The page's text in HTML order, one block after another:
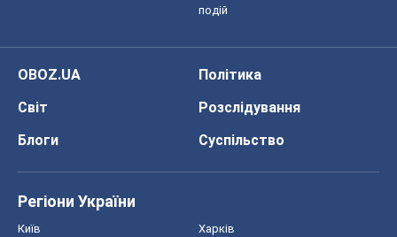
подій
OBOZ.UA
Політика
Світ
Розслідування
Блоги
Суспільство
Регіони України
Київ Харків